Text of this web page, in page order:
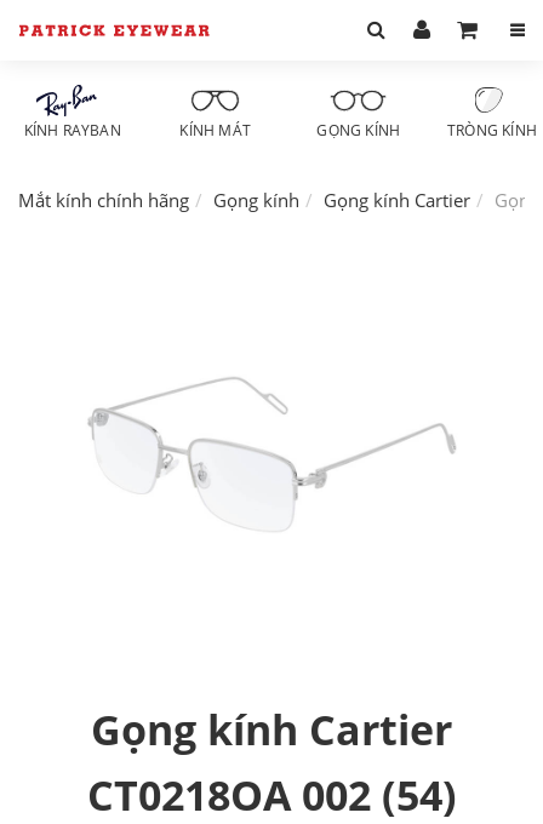
KÍNH RAYBAN KÍNH MÁT GỌNG KÍNH TRÒNG KÍNH
Mắt kính chính hãng Gọng kính Gọng kính Cartier
Gọng kính Cartier
CT0218OA 002 (54)